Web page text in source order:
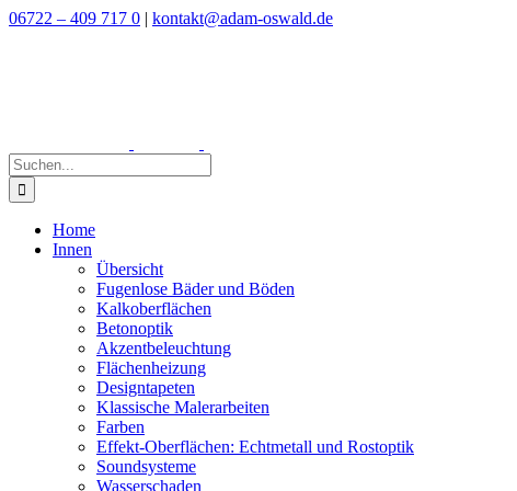
Zum
06722 – 409 717 0 | kontakt@adam-oswald.de
Suche
nach:
Home
Innen
Übersicht
Fugenlose Bäder und Böden
Kalkoberflächen
Betonoptik
Akzentbeleuchtung
Flächenheizung
Designtapeten
Klassische Malerarbeiten
Farben
Effekt-Oberflächen: Echtmetall und Rostoptik
Soundsysteme
Wasserschaden